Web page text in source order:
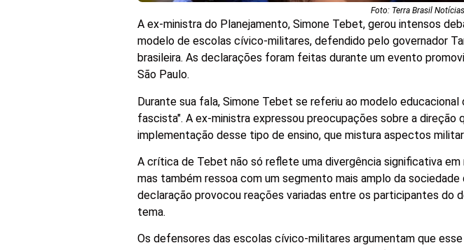
Foto: Terra Brasil Notícias
A ex-ministra do Planejamento, Simone Tebet, gerou intensos
modelo de escolas cívico-militares, defendido pelo governador
brasileira. As declarações foram feitas durante um evento
São Paulo.
Durante sua fala, Simone Tebet se referiu ao modelo
fascista". A ex-ministra expressou preocupações sobre a direção
implementação desse tipo de ensino, que mistura aspectos
A crítica de Tebet não só reflete uma divergência significativa
mas também ressoa com um segmento mais amplo da
declaração provocou reações variadas entre os participantes do
tema.
Os defensores das escolas cívico-militares argumentam que